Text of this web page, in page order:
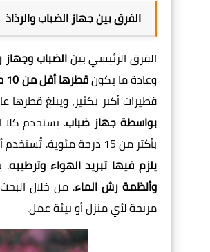
الفرق بين جهاز الضباب والرذاذ
الفرق الرئيسي بينالضباب وجهاز
وعادة ما يكونقطرها أقل من 10 ميكرون
قطيرات أكبر بكثير، ويبلغ قطرها
بواسطة جهاز ضباب. يستخدم كلا
بأكثر من 15 درجة مئوية. تُستخدم أنظمة الضباب في
يلزم فيها تبريد الهواء وترطيبه.
وأنظمة رش الماء. من خلال
مربحة لأي منزل أو بيئة عمل.